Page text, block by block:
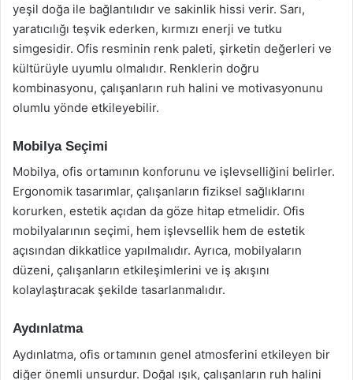
yeşil doğa ile bağlantılıdır ve sakinlik hissi verir. Sarı,
yaratıcılığı teşvik ederken, kırmızı enerji ve tutku
simgesidir. Ofis resminin renk paleti, şirketin değerleri ve
kültürüyle uyumlu olmalıdır. Renklerin doğru
kombinasyonu, çalışanların ruh halini ve motivasyonunu
olumlu yönde etkileyebilir.
Mobilya Seçimi
Mobilya, ofis ortamının konforunu ve işlevselliğini belirler.
Ergonomik tasarımlar, çalışanların fiziksel sağlıklarını
korurken, estetik açıdan da göze hitap etmelidir. Ofis
mobilyalarının seçimi, hem işlevsellik hem de estetik
açısından dikkatlice yapılmalıdır. Ayrıca, mobilyaların
düzeni, çalışanların etkileşimlerini ve iş akışını
kolaylaştıracak şekilde tasarlanmalıdır.
Aydınlatma
Aydınlatma, ofis ortamının genel atmosferini etkileyen bir
diğer önemli unsurdur. Doğal ışık, çalışanların ruh halini